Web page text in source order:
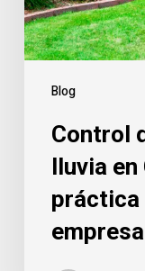
Blog
Coslada:
guía
práctica
empresas
Control
lluvia en
práctica